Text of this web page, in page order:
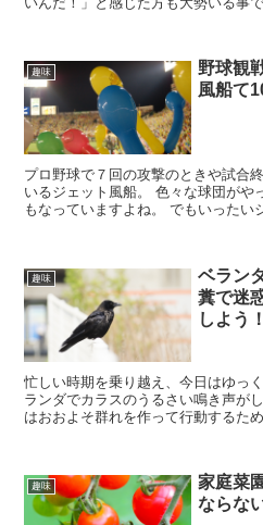
趣味
野球観
風船て
プロ野球で７回の攻撃のときや試合終了時に 観客みん
いるジェット風船。 色々な球団がやっていて、プロ野球の風物詩に
もなっていますよね。 でもいったいジェット風船ってどうやって 準
趣味
ベラン
糞で迷
しよう！
忙しい時期を乗り越え、今日はゆっくり寝られる
ランダでカラスのうるさい鳴き声がして
はおおよそ群れを作って行動するため、 自宅の近くにカラスの
趣味
家庭菜
ならな